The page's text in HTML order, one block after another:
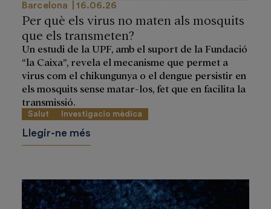
Barcelona 16.06.26
Per què els virus no maten als mosquits
que els transmeten?
Un estudi de la UPF, amb el suport de la Fundació
“la Caixa”, revela el mecanisme que permet a
virus com el chikungunya o el dengue persistir en
els mosquits sense matar-los, fet que en facilita la
transmissió.
Salut Investigacio mèdica
Llegir-ne més